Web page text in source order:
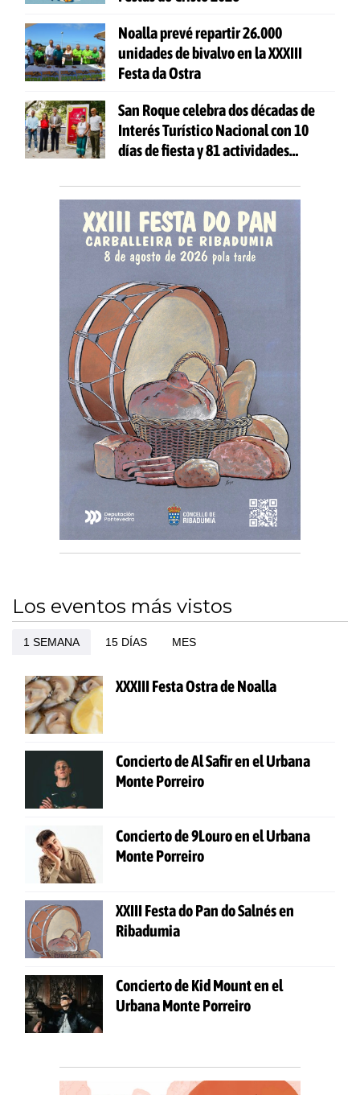
Noalla prevé repartir 26.000
unidades de bivalvo en la XXXIII
Festa da Ostra
San Roque celebra dos décadas de
Interés Turístico Nacional con 10
días de fiesta y 81 actividades
Los eventos más vistos
1 SEMANA 15 DÍAS MES
XXXIII Festa Ostra de Noalla
Concierto de Al Safir en el Urbana
Monte Porreiro
Concierto de 9Louro en el Urbana
Monte Porreiro
XXIII Festa do Pan do Salnés en
Ribadumia
Concierto de Kid Mount en el
Urbana Monte Porreiro